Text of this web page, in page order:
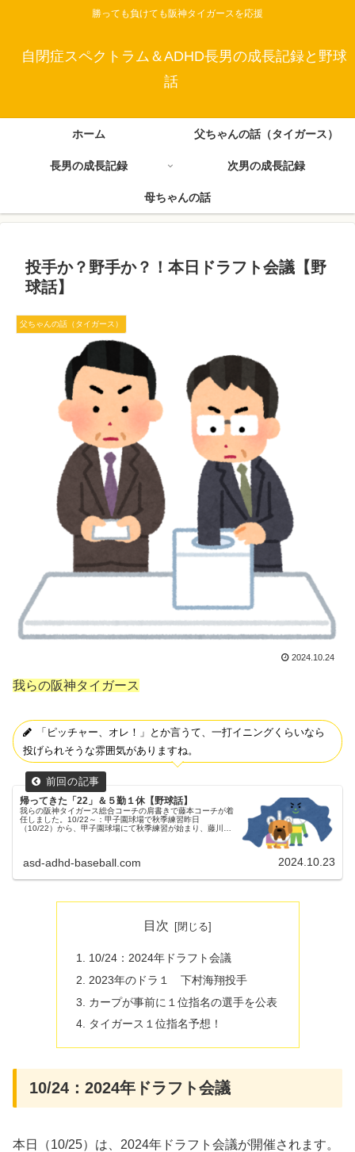
勝っても負けても阪神タイガースを応援
自閉症スペクトラム＆ADHD長男の成長記録と野球
話
ホーム 父ちゃんの話（タイガース）
長男の成長記録 次男の成長記録
母ちゃんの話
投手か？野手か？！本日ドラフト会議【野
球話】
父ちゃんの話（タイガース）
2024.10.24
我らの阪神タイガース
「ピッチャー、オレ！」とか言うて、一打イニングくらいなら
投げられそうな雰囲気がありますね。
帰ってきた「22」＆５勤１休【野球話】
我らの阪神タイガース総合コーチの肩書きで藤本コーチが着
任しました。10/22～：甲子園球場で秋季練習昨日
（10/22）から、甲子園球場にて秋季練習が始まり、藤川新
asd-adhd-baseball.com 2024.10.23
目次
10/24：2024年ドラフト会議
2023年のドラ１ 下村海翔投手
カープが事前に１位指名の選手を公表
タイガース１位指名予想！
10/24：2024年ドラフト会議
本日（10/25）は、2024年ドラフト会議が開催されます。